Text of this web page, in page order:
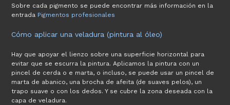
Sobre cada pigmento se puede encontrar más información en la
entrada Pigmentos profesionales
Cómo aplicar una veladura (pintura al óleo)
Hay que apoyar el lienzo sobre una superficie horizontal para
evitar que se escurra la pintura. Aplicamos la pintura con un
pincel de cerda o e marta, o incluso, se puede usar un pincel de
marta de abanico, una brocha de afeita (de suaves pelos), un
trapo suave o con los dedos. Y se cubre la zona deseada con la
capa de veladura.